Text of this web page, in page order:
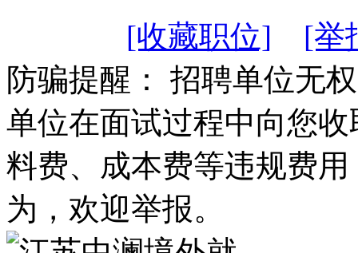
[收藏职位]
[举
防骗提醒： 招聘单位无
单位在面试过程中向您
料费、成本费等违规费
为，欢迎举报。